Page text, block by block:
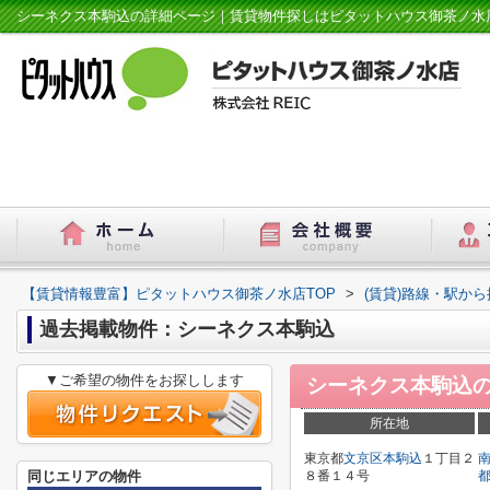
シーネクス本駒込の詳細ページ｜賃貸物件探しはピタットハウス御茶ノ水
【賃貸情報豊富】ピタットハウス御茶ノ水店TOP > (賃貸)路線・駅から
過去掲載物件：シーネクス本駒込
シーネクス本駒込
所在地
東京都文京区本駒込 １丁目２
８番１４号
▼ご希望の物件をお探しします
同じエリアの物件